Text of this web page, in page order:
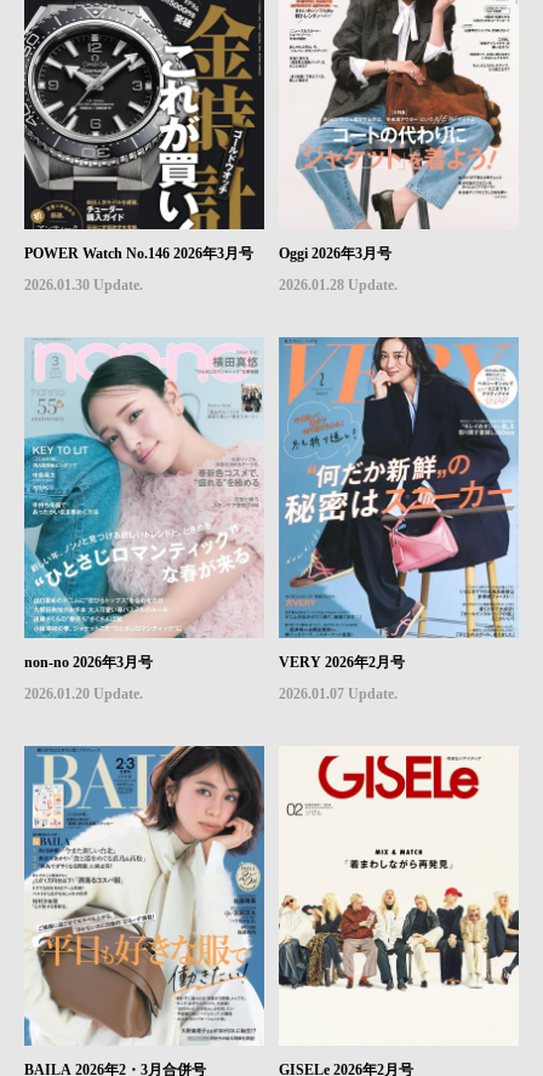
POWER Watch No.146 2026年3月号
2026.01.30 Update.
Oggi 2026年3月号
2026.01.28 Update.
non-no 2026年3月号
2026.01.20 Update.
VERY 2026年2月号
2026.01.07 Update.
BAILA 2026年2・3月合併号 GISELe 2026年2月号